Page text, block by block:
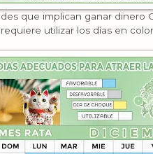
que implican ganar dinero
utilizar los días en